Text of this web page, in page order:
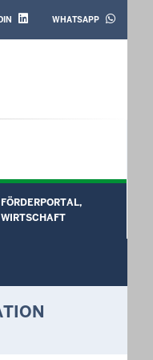
WHATSAPP
öffnen
FÖRDERPORTAL,
WIRTSCHAFT